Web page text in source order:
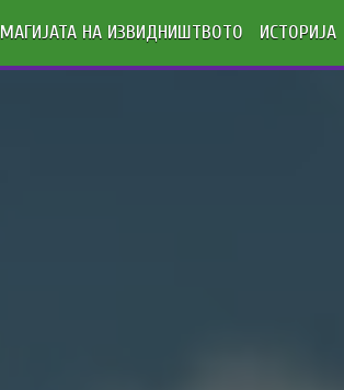
МАГИЈАТА НА ИЗВИДНИШТВОТО ИСТОРИЈА